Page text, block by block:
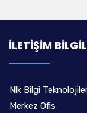
İLETIŞIM
Nlk Bilgi
Merkez Ofis